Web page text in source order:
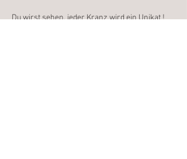
Du wirst sehen, jeder Kranz wird ein Unikat !